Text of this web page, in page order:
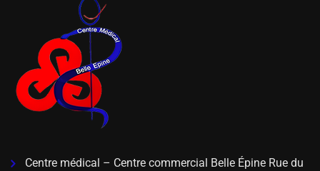
Centre médical – Centre commercial Belle Épine Rue du